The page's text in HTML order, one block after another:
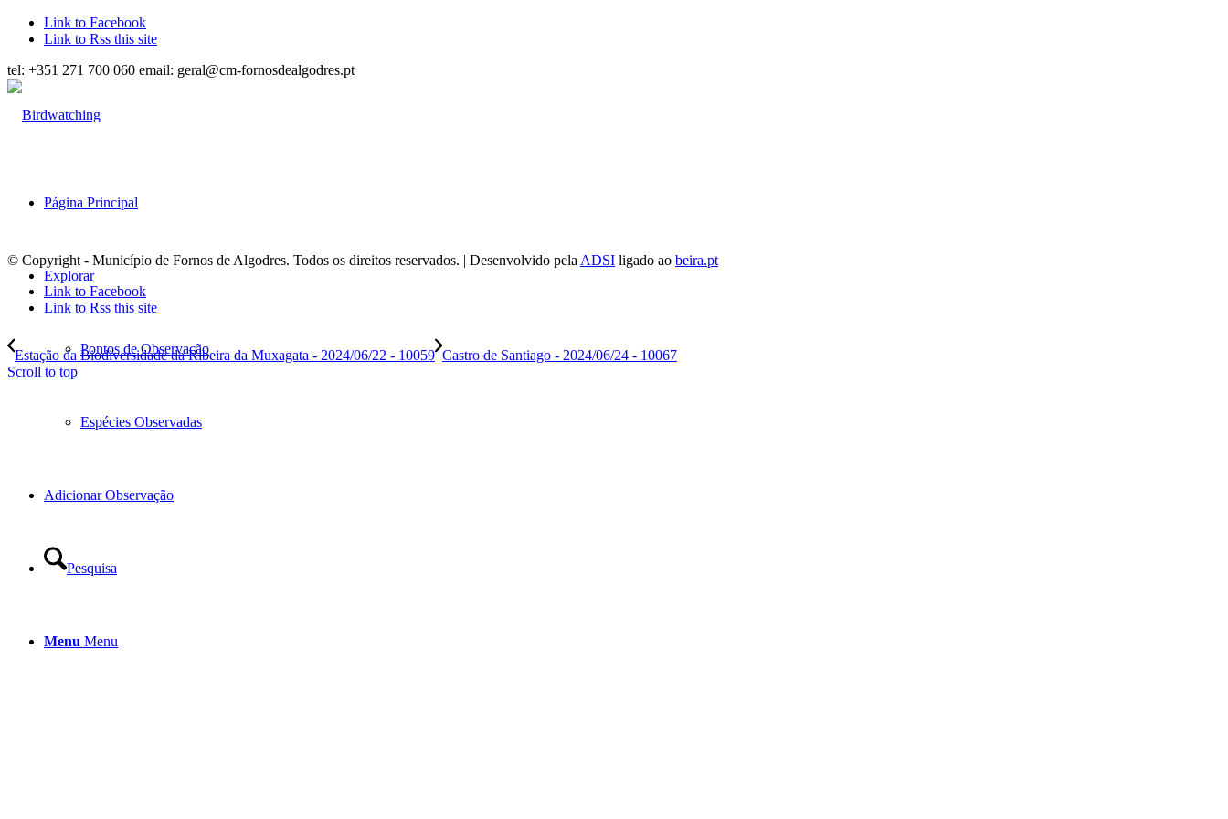
Link to Facebook
Link to Rss this site
tel: +351 271 700 060 email: geral@cm-fornosdealgodres.pt
Página Principal
Explorar
Pontos de Observação
Espécies Observadas
Adicionar Observação
Pesquisa
Menu Menu
© Copyright - Município de Fornos de Algodres. Todos os direitos reservados. | Desenvolvido pela ADSI ligado ao beira.pt
Link to Facebook
Link to Rss this site
Estação da Biodiversidade da Ribeira da Muxagata - 2024/06/22 - 10059 Castro de Santiago - 2024/06/24 - 10067
Scroll to top